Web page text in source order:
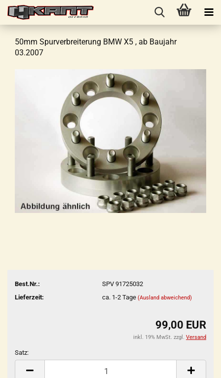
50mm Spurverbreiterung BMW X5 , ab Baujahr
03.2007
Best.Nr.:
SPV 91725032
Lieferzeit:
ca. 1-2 Tage (Ausland abweichend)
99,00 EUR
inkl. 19% MwSt. zzgl. Versand
Satz:
Satz